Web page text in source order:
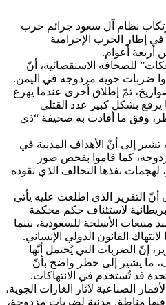
نظام آل سعود جرائم حرب
إطار الحرب الإجرامية
أربعة أعوام.
للصحافة الاستقصائية، أنّ
ضربات جوية مزدوجة في اليمن.
ثمّ إطلاق أخرى عندما يهرع
يرفع بشكل كبير عدد القتلى
وفق ما أفادت به صحيفة “ذي
تشير إلى أنّ الأهداف المدنية في
كما قاموا بفحص صور
نفذها التحالف الذي تقوده
أنّ التقرير الذي اطلعت عليه يأتي
لاستئناف حكم محكمة
مبيعات الأسلحة للسعودية، بينما
القانون الدولي الإنساني.
إنّ الضربات التي يُحتمل أنّها
ما يشير إلى خطر واضح بأنّ
قد تُستخدم في الانتهاكات.
الصناعية لآثار الغارات الجوية،
مناطق مدنية لضربات مزدوجة،